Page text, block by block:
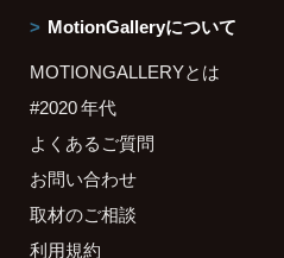
MotionGalleryについて
MOTIONGALLERYとは
#2020 年代
よくあるご質問
お問い合わせ
取材のご相談
利用規約